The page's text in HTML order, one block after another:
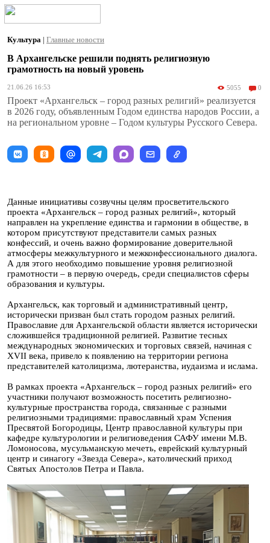
Культура | Главные новости
В Архангельске решили поднять религиозную
грамотность на новый уровень
21.06.26 16:53 5055 0
Проект «Архангельск – город разных религий» реализуется
в 2026 году, объявленным Годом единства народов России, а
на региональном уровне – Годом культуры Русского Севера.
Данные инициативы созвучны целям просветительского
проекта «Архангельск – город разных религий», который
направлен на укрепление единства и гармонии в обществе, в
котором присутствуют представители самых разных
конфессий, и очень важно формирование доверительной
атмосферы межкультурного и межконфессионального диалога.
А для этого необходимо повышение уровня религиозной
грамотности – в первую очередь, среди специалистов сферы
образования и культуры.
Архангельск, как торговый и административный центр,
исторически призван был стать городом разных религий.
Православие для Архангельской области является исторически
сложившейся традиционной религией. Развитие тесных
международных экономических и торговых связей, начиная с
XVII века, привело к появлению на территории региона
представителей католицизма, лютеранства, иудаизма и ислама.
В рамках проекта «Архангельск – город разных религий» его
участники получают возможность посетить религиозно-
культурные пространства города, связанные с разными
религиозными традициями: православный храм Успения
Пресвятой Богородицы, Центр православной культуры при
кафедре культурологии и религиоведения САФУ имени М.В.
Ломоносова, мусульманскую мечеть, еврейский культурный
центр и синагогу «Звезда Севера», католический приход
Святых Апостолов Петра и Павла.